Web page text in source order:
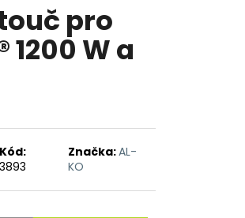
pro
1200 W a
Kód:
3893
Značka:AL-
KO